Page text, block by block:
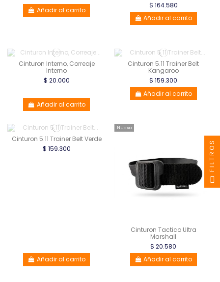
Añadir al carrito
$ 164.580
Añadir al carrito
Cinturon Interno, Correaje
Interno
$ 20.000
Añadir al carrito
Cinturon 5.11 Trainer Belt
Kangaroo
$ 159.300
Añadir al carrito
Cinturon 5.11 Trainer Belt Verde
$ 159.300
Añadir al carrito
Nuevo
Cinturon Tactico Ultra
Marshall
$ 20.580
Añadir al carrito
FILTROS